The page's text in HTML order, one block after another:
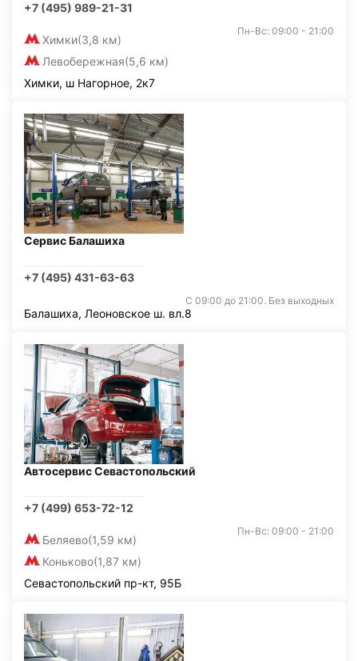
+7 (495) 989-21-31
Химки(3,8 км)
Левобережная(5,6 км)
Пн-Вс: 09:00 - 21:00
Химки, ш Нагорное, 2к7
Сервис Балашиха
+7 (495) 431-63-63
С 09:00 до 21:00. Без выходных
Балашиха, Леоновское ш. вл.8
Автосервис Севастопольский
+7 (499) 653-72-12
Беляево(1,59 км)
Коньково(1,87 км)
Пн-Вс: 09:00 - 21:00
Севастопольский пр-кт, 95Б